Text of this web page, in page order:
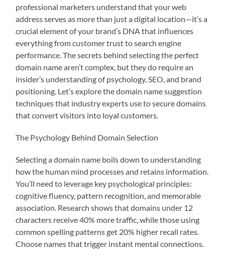
professional marketers understand that your web
address serves as more than just a digital location—it’s a
crucial element of your brand’s DNA that influences
everything from customer trust to search engine
performance. The secrets behind selecting the perfect
domain name aren’t complex, but they do require an
insider’s understanding of psychology, SEO, and brand
positioning. Let’s explore the domain name suggestion
techniques that industry experts use to secure domains
that convert visitors into loyal customers.
The Psychology Behind Domain Selection
Selecting a domain name boils down to understanding
how the human mind processes and retains information.
You’ll need to leverage key psychological principles:
cognitive fluency, pattern recognition, and memorable
association. Research shows that domains under 12
characters receive 40% more traffic, while those using
common spelling patterns get 20% higher recall rates.
Choose names that trigger instant mental connections.